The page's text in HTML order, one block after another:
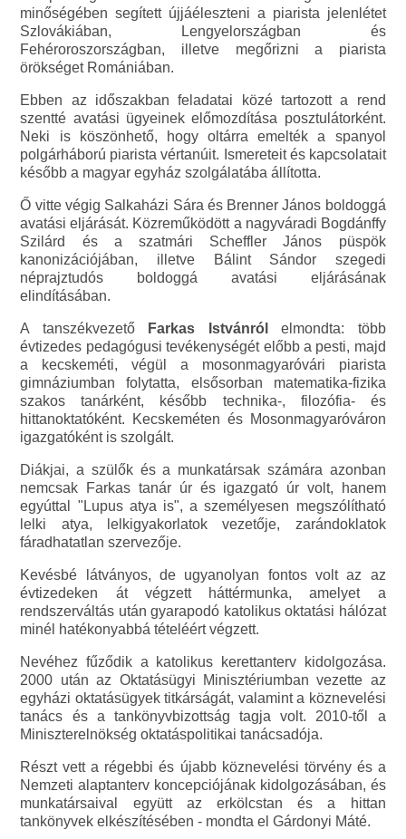
minőségében segített újjáéleszteni a piarista jelenlétet
Szlovákiában, Lengyelországban és
Fehéroroszországban, illetve megőrizni a piarista
örökséget Romániában.
Ebben az időszakban feladatai közé tartozott a rend
szentté avatási ügyeinek előmozdítása posztulátorként.
Neki is köszönhető, hogy oltárra emelték a spanyol
polgárháború piarista vértanúit. Ismereteit és kapcsolatait
később a magyar egyház szolgálatába állította.
Ő vitte végig Salkaházi Sára és Brenner János boldoggá
avatási eljárását. Közreműködött a nagyváradi Bogdánffy
Szilárd és a szatmári Scheffler János püspök
kanonizációjában, illetve Bálint Sándor szegedi
néprajztudós boldoggá avatási eljárásának
elindításában.
A tanszékvezető Farkas Istvánról
elmondta: több
évtizedes pedagógusi tevékenységét előbb a pesti, majd
a kecskeméti, végül a mosonmagyaróvári piarista
gimnáziumban folytatta, elsősorban matematika-fizika
szakos tanárként, később technika-, filozófia- és
hittanoktatóként. Kecskeméten és Mosonmagyaróváron
igazgatóként is szolgált.
Diákjai, a szülők és a munkatársak számára azonban
nemcsak Farkas tanár úr és igazgató úr volt, hanem
egyúttal "Lupus atya is", a személyesen megszólítható
lelki atya, lelkigyakorlatok vezetője, zarándoklatok
fáradhatatlan szervezője.
Kevésbé látványos, de ugyanolyan fontos volt az az
évtizedeken át végzett háttérmunka, amelyet a
rendszerváltás után gyarapodó katolikus oktatási hálózat
minél hatékonyabbá tételéért végzett.
Nevéhez fűződik a katolikus kerettanterv kidolgozása.
2000 után az Oktatásügyi Minisztériumban vezette az
egyházi oktatásügyek titkárságát, valamint a köznevelési
tanács és a tankönyvbizottság tagja volt. 2010-től a
Miniszterelnökség oktatáspolitikai tanácsadója.
Részt vett a régebbi és újabb köznevelési törvény és a
Nemzeti alaptanterv koncepciójának kidolgozásában, és
munkatársaival együtt az erkölcstan és a hittan
tankönyvek elkészítésében - mondta el Gárdonyi Máté.